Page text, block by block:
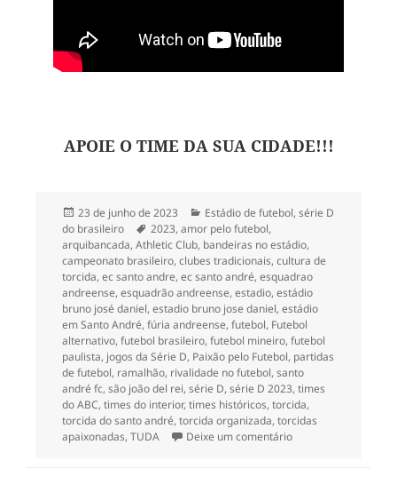
APOIE O TIME DA SUA CIDADE!!!
Publicado
em
23 de junho de 2023 Categorias
Estádio de futebol, série D
do brasileiro
Tags
2023, amor pelo futebol,
arquibancada, Athletic Club, bandeiras no estádio,
campeonato brasileiro, clubes tradicionais, cultura de
torcida, ec santo andre, ec santo andré, esquadrao
andreense, esquadrão andreense, estadio, estádio
bruno josé daniel, estadio bruno jose daniel, estádio
em Santo André, fúria andreense, futebol, Futebol
alternativo, futebol brasileiro, futebol mineiro, futebol
paulista, jogos da Série D, Paixão pelo Futebol, partidas
de futebol, ramalhão, rivalidade no futebol, santo
andré fc, são joão del rei, série D, série D 2023, times
do ABC, times do interior, times históricos, torcida,
torcida do santo andré, torcida organizada, torcidas
apaixonadas, TUDA Deixe um comentárioem EC Santo André